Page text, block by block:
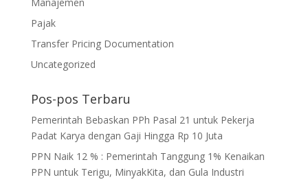
Manajemen
Pajak
Transfer Pricing Documentation
Uncategorized
Pos-pos Terbaru
Pemerintah Bebaskan PPh Pasal 21 untuk Pekerja
Padat Karya dengan Gaji Hingga Rp 10 Juta
PPN Naik 12 % : Pemerintah Tanggung 1% Kenaikan
PPN untuk Terigu, MinyakKita, dan Gula Industri